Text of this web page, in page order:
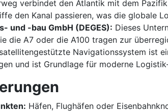
verbindet den Atlantik mit dem
den Kanal passieren, was die globale
und -bau GmbH (DEGES): Dieses
die A7 oder die A100 tragen zur
Navigationssystem ist
und ist Grundlage für moderne
Häfen, Flughäfen oder